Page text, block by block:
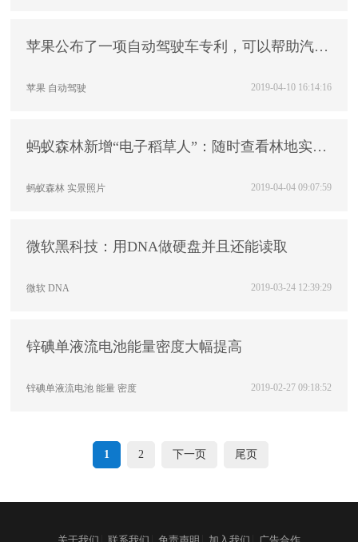
苹果公布了一项自动驾驶车专利，可以帮助汽车
2019-04-10 16:14:16
苹果 自动驾驶
蚂蚁森林新增“电子稻草人”：随时查看林地实景
2019-04-04 09:07:59
蚂蚁森林 实景照片
微软黑科技：用DNA做硬盘并且还能读取
2019-03-24 12:39:29
微软 DNA
锌碘单液流电池能量密度大幅提高
2019-02-27 09:18:52
锌碘单液流电池 能量 密度
1 2 下一页 尾页